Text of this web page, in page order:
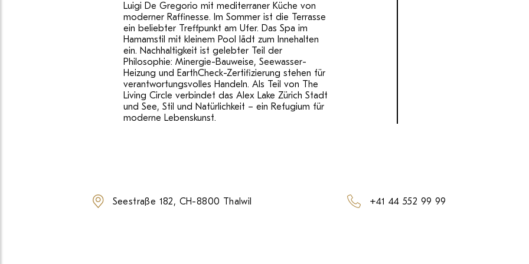
Luigi De Gregorio mit mediterraner Küche von
moderner Raffinesse. Im Sommer ist die Terrasse
ein beliebter Treffpunkt am Ufer. Das Spa im
Hamamstil mit kleinem Pool lädt zum Innehalten
ein. Nachhaltigkeit ist gelebter Teil der
Philosophie: Minergie-Bauweise, Seewasser-
Heizung und EarthCheck-Zertifizierung stehen für
verantwortungsvolles Handeln. Als Teil von The
Living Circle verbindet das Alex Lake Zürich Stadt
und See, Stil und Natürlichkeit – ein Refugium für
moderne Lebenskunst.
Seestraße 182, CH-8800 Thalwil +41 44 552 99 99